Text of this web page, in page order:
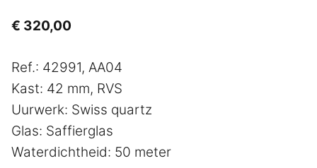
€ 320,00
Ref.: 42991, AA04
Kast: 42 mm, RVS
Uurwerk: Swiss quartz
Glas: Saffierglas
Waterdichtheid: 50 meter